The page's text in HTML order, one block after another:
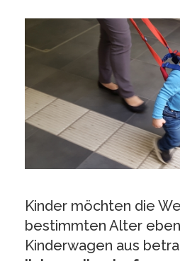
Kinder möchten die
bestimmten Alter
Kinderwagen aus